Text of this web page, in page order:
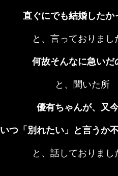
直ぐにでも結婚したか
と、言っておりまし
何故そんなに急いだ
と、聞いた所
優有ちゃんが、又
いつ「別れたい」と言うか
と、話しておりまし